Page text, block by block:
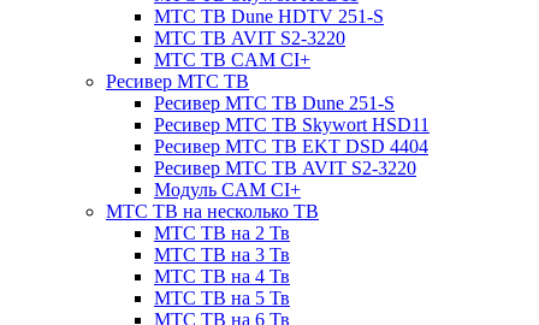
МТС ТВ Dune HDTV 251-S
МТС ТВ AVIT S2-3220
МТС ТВ CAM CI+
Ресивер МТС ТВ
Ресивер МТС ТВ Dune 251-S
Ресивер МТС ТВ Skywort HSD11
Ресивер МТС ТВ EKT DSD 4404
Ресивер МТС ТВ AVIT S2-3220
Модуль CAM CI+
МТС ТВ на несколько ТВ
МТС ТВ на 2 Тв
МТС ТВ на 3 Тв
МТС ТВ на 4 Тв
МТС ТВ на 5 Тв
МТС ТВ на 6 Тв